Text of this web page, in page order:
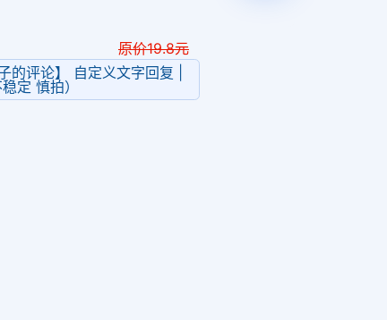
原价19.8元
评论】 自定义文字回复 |
定 慎拍）